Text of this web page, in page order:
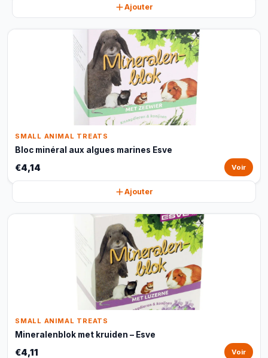
Ajouter
SMALL ANIMAL TREATS
Bloc minéral aux algues marines Esve
€4,14 Voir
Ajouter
SMALL ANIMAL TREATS
Mineralenblok met kruiden – Esve
€4,11 Voir